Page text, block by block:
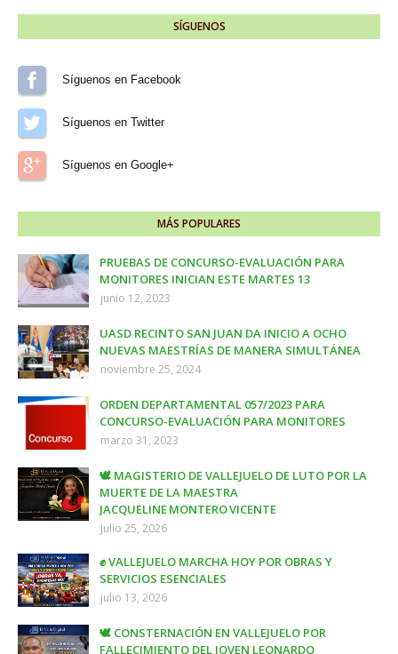
SÍGUENOS
Síguenos en Facebook
Síguenos en Twitter
Síguenos en Google+
MÁS POPULARES
PRUEBAS DE CONCURSO-EVALUACIÓN PARA
MONITORES INICIAN ESTE MARTES 13
junio 12, 2023
UASD RECINTO SAN JUAN DA INICIO A OCHO
NUEVAS MAESTRÍAS DE MANERA SIMULTÁNEA
noviembre 25, 2024
ORDEN DEPARTAMENTAL 057/2023 PARA
CONCURSO-EVALUACIÓN PARA MONITORES
marzo 31, 2023
🕊️ MAGISTERIO DE VALLEJUELO DE LUTO POR LA
MUERTE DE LA MAESTRA
JACQUELINE MONTERO VICENTE
julio 25, 2026
✊ VALLEJUELO MARCHA HOY POR OBRAS Y
SERVICIOS ESENCIALES
julio 13, 2026
🕊️ CONSTERNACIÓN EN VALLEJUELO POR
FALLECIMIENTO DEL JOVEN LEONARDO